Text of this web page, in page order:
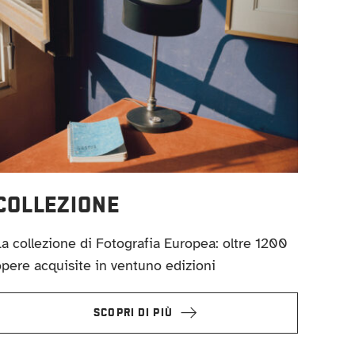
collezione di Fotografia Europea: oltre 1200
acquisite in ventuno edizioni
SCOPRI DI PIÙ